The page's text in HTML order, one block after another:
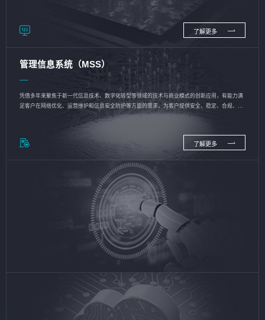
了解更多
管理信息系统（MSS）
凭借多年来聚焦于新一代信息技术、数字化转型等领域的技术与商业模式的创新应用，有能力满
足客户在网络优化、运营维护和信息安全防护等方面的需求，为客户提供安全、稳定、合规、持
了解更多